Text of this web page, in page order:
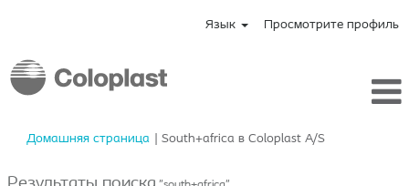
Язык Просмотрите профиль
Домашняя страница | South+africa в Coloplast A/S(текущая
Результаты поиска